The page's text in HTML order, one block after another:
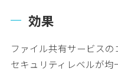
効果
ファイル共有サービス
セキュリティレベルが均